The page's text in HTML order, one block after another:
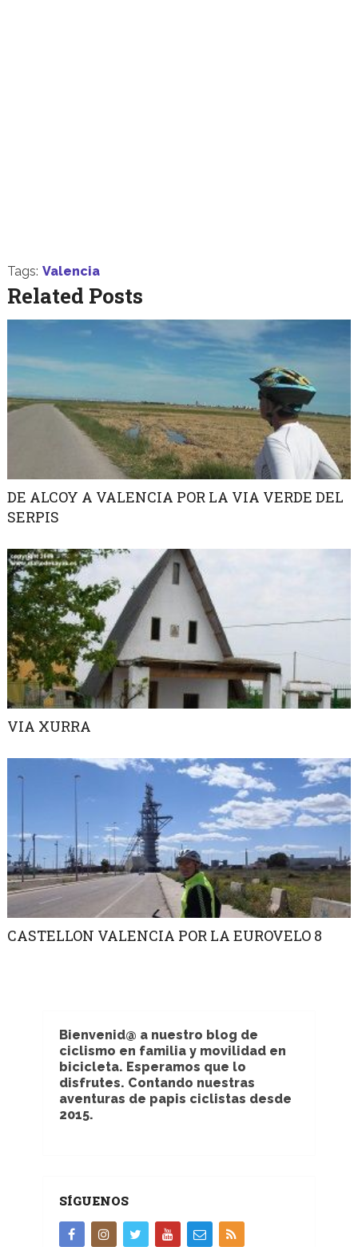
Tags: Valencia
Related Posts
DE ALCOY A VALENCIA POR LA VIA VERDE DEL
SERPIS
VIA XURRA
CASTELLON VALENCIA POR LA EUROVELO 8
Bienvenid@ a nuestro blog de
ciclismo en familia y movilidad en
bicicleta. Esperamos que lo
disfrutes. Contando nuestras
aventuras de papis ciclistas desde
2015.
SÍGUENOS